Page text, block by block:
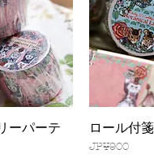
ーパーテ
ロール付
價格
JP¥900